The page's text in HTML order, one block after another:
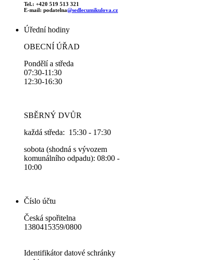
Tel.: +420 519 513 321
E-mail: podatelna@sedlecumikulova.cz
Úřední hodiny
OBECNÍ ÚŘAD
Pondělí a středa
07:30-11:30
12:30-16:30
SBĚRNÝ DVŮR
každá středa: 15:30 - 17:30
sobota (shodná s vývozem
komunálního odpadu): 08:00 -
10:00
Číslo účtu
Česká spořitelna
1380415359/0800
Identifikátor datové schránky